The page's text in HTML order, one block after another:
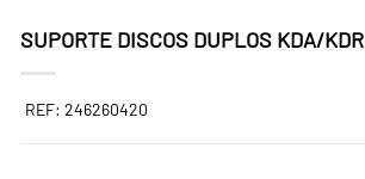
SUPORTE DISCOS DUPLOS KDA/KDR
REF: 246260420